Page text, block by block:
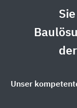
Unser